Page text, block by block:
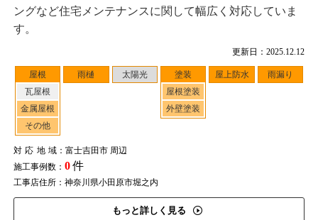
更新日：2025.12.12
屋根
瓦屋根
金属屋根
その他
雨樋 太陽光
塗装
屋根塗装
外壁塗装
屋上防水 雨漏り
対応地域：富士吉田市 周辺
施工事例数： 0件
工事店住所：神奈川県小田原市堀之内
もっと詳しく見る
ングなど住宅メンテナンスに関して幅広く対応していま
す。